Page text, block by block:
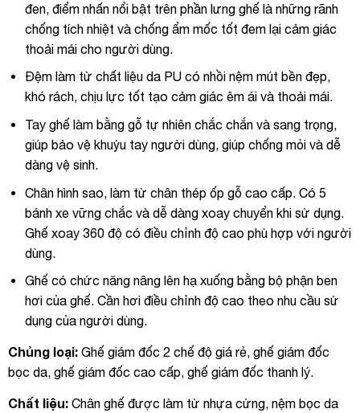
đen, điểm nhấn nổi bật trên phần lưng ghế là những rãnh
chống tích nhiệt và chống ẩm mốc tốt đem lại cảm giác
thoải mái cho người dùng.
Đệm làm từ chất liệu da PU có nhồi nệm mút bền đẹp,
khó rách, chịu lực tốt tạo cảm giác êm ái và thoải mái.
Tay ghế làm bằng gỗ tự nhiên chắc chắn và sang trọng,
giúp bảo vệ khuỷu tay người dùng, giúp chống mỏi và dễ
dàng vệ sinh.
Chân hình sao, làm từ chân thép ốp gỗ cao cấp. Có 5
bánh xe vững chắc và dễ dàng xoay chuyển khi sử dụng.
Ghế xoay 360 độ có điều chỉnh độ cao phù hợp với người
dùng.
Ghế có chức năng nâng lên hạ xuống bằng bộ phận ben
hơi của ghế. Cần hơi điều chỉnh độ cao theo nhu cầu sử
dụng của người dùng.
Chủng loại: Ghế giám đốc 2 chế độ giá rẻ, ghế giám đốc
bọc da, ghế giám đốc cao cấp, ghế giám đốc thanh lý.
Chất liệu: Chân ghế được làm từ nhựa cứng, nệm bọc da